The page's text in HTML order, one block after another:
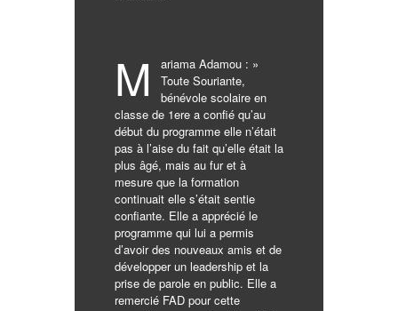
M
ariama Adamou : »
Toute Souriante,
bénévole scolaire en
classe de 1ere a confié qu’au
début du programme elle n’était
pas à l’aise du fait qu’elle était la
plus âgé, mais au fur et à
mesure que la formation
continuait elle s’était sentie
confiante. Elle a apprécié le
programme qui lui a permis
d’avoir des nouveaux amis et de
développer un leadership et la
prise de parole en public. Elle a
remercié FAD pour cette